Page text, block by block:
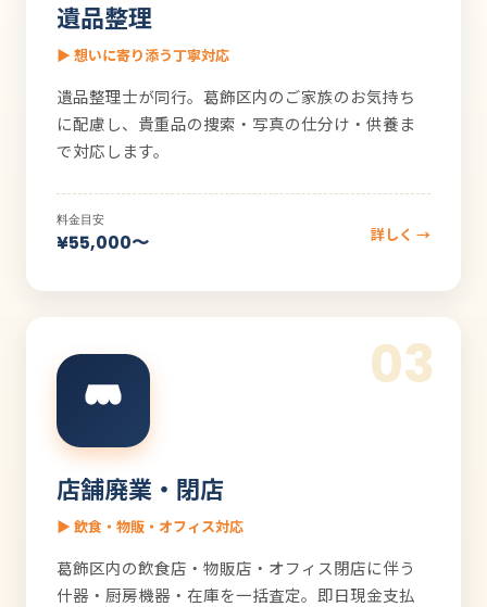
遺品整理
▶ 想いに寄り添う丁寧対応
遺品整理士が同行。葛飾区内のご家族のお気持ち
に配慮し、貴重品の捜索・写真の仕分け・供養ま
で対応します。
料金目安
¥55,000〜 詳しく →
03
店舗廃業・閉店
▶ 飲食・物販・オフィス対応
葛飾区内の飲食店・物販店・オフィス閉店に伴う
什器・厨房機器・在庫を一括査定。即日現金支払